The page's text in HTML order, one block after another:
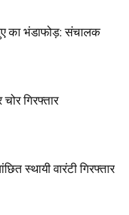
का भंडाफोड़: संचालक
गिरफ्तार
स्थायी वारंटी गिरफ्तार